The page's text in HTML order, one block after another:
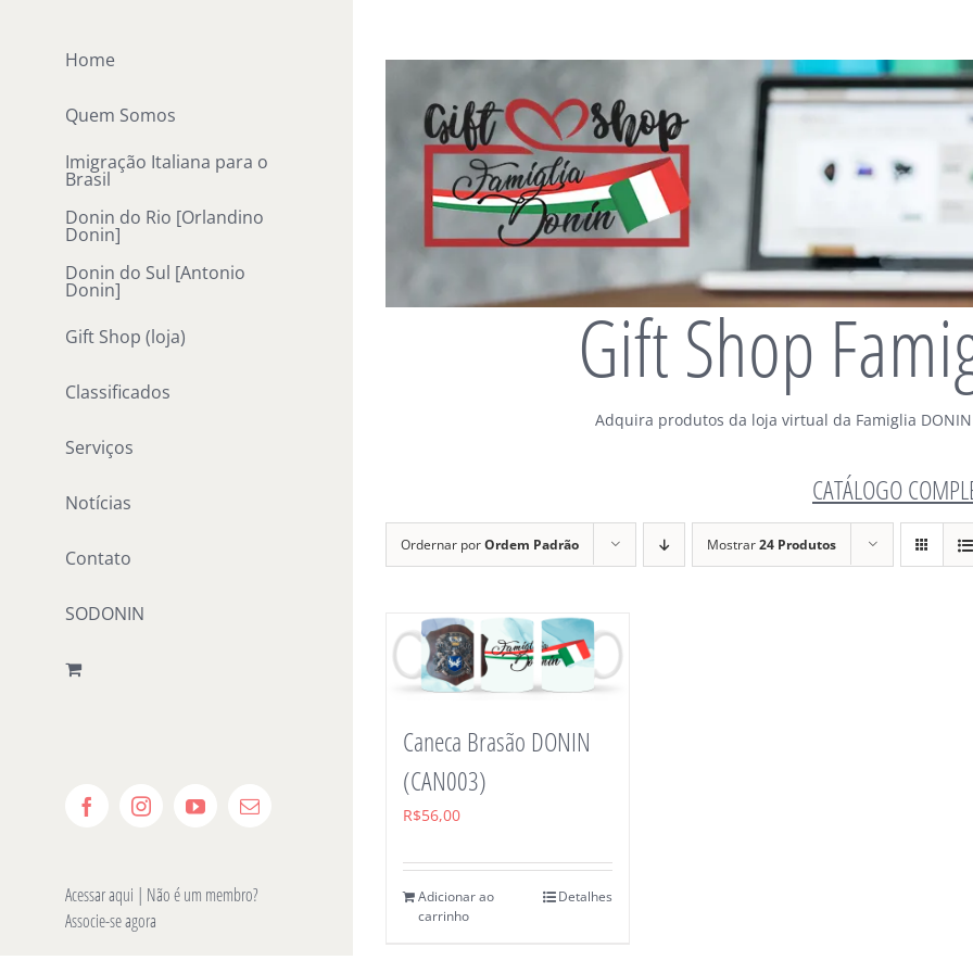
Home
Quem Somos
Imigração Italiana para o
Brasil
Donin do Rio [Orlandino
Donin]
Donin do Sul [Antonio
Donin]
Gift Shop (loja)
Classificados
Serviços
Notícias
Contato
SODONIN
FacebookInstagramYouTube
E-
Acessar aqui | Não é um membro?
Associe-se agora
Gift Shop
Adquira produtos da loja virtual da Famiglia
CATÁLOGO
Ordernar porOrdem Padrão Mostrar24 Produtos
Caneca Brasão DONIN
(CAN003)
R$56,00
Adicionar ao
carrinho
Detalhes